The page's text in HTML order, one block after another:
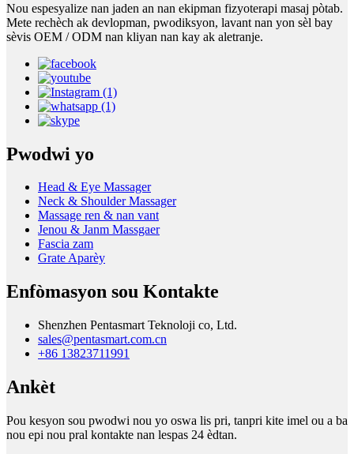
Nou espesyalize nan jaden an nan ekipman fizyoterapi masaj pòtab.
Mete rechèch ak devlopman, pwodiksyon, lavant nan yon sèl bay
sèvis OEM / ODM nan kliyan nan kay ak aletranje.
Pwodwi yo
Head & Eye Massager
Neck & Shoulder Massager
Massage ren & nan vant
Jenou & Janm Massgaer
Fascia zam
Grate Aparèy
Enfòmasyon sou Kontakte
Shenzhen Pentasmart Teknoloji co, Ltd.
sales@pentasmart.com.cn
+86 13823711991
Ankèt
Pou kesyon sou pwodwi nou yo oswa lis pri, tanpri kite imel ou a ba
nou epi nou pral kontakte nan lespas 24 èdtan.